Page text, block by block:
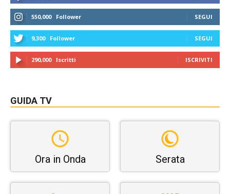
550,000 Follower SEGUI
9,300 Follower SEGUI
290,000 Iscritti ISCRIVITI
GUIDA TV
Ora in Onda Serata